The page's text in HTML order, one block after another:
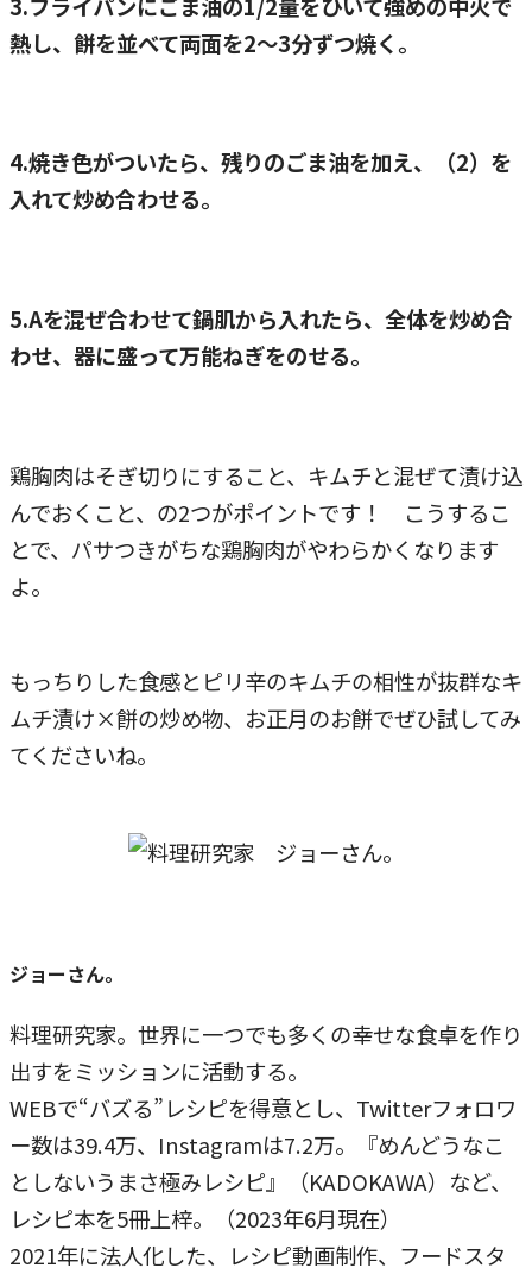
熱し、餅を並べて両面を2〜3分ずつ焼く。
4.焼き色がついたら、残りのごま油を加え、（2）を
入れて炒め合わせる。
5.Aを混ぜ合わせて鍋肌から入れたら、全体を炒め合
わせ、器に盛って万能ねぎをのせる。
鶏胸肉はそぎ切りにすること、キムチと混ぜて漬け込
んでおくこと、の2つがポイントです！ こうするこ
とで、パサつきがちな鶏胸肉がやわらかくなります
よ。
もっちりした食感とピリ辛のキムチの相性が抜群なキ
ムチ漬け×餅の炒め物、お正月のお餅でぜひ試してみ
てくださいね。
ジョーさん。
料理研究家。世界に一つでも多くの幸せな食卓を作り
出すをミッションに活動する。
WEBで“バズる”レシピを得意とし、Twitterフォロワ
ー数は39.4万、Instagramは7.2万。『めんどうなこ
としないうまさ極みレシピ』（KADOKAWA）など、
レシピ本を5冊上梓。（2023年6月現在）
2021年に法人化した、レシピ動画制作、フードスタ